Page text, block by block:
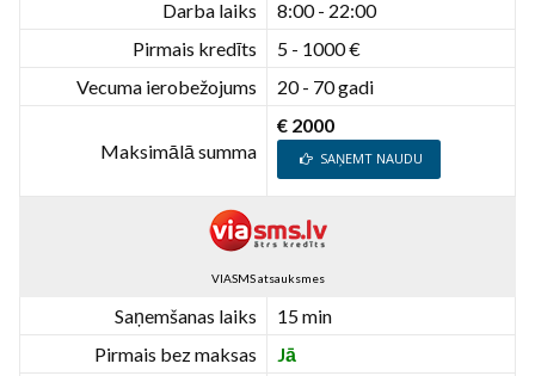
Darba laiks
8:00 - 22:00
Pirmais kredīts
5 - 1000 €
Vecuma ierobežojums
20 - 70 gadi
Maksimālā summa
€ 2000
SAŅEMT NAUDU
VIASMS atsauksmes
Saņemšanas laiks
15 min
Pirmais bez maksas
Jā